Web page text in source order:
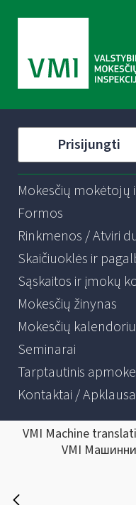
Prisijungti
Mokesčių mokėtojų
Formos
Rinkmenos / Atviri
Skaičiuoklės ir
Sąskaitos ir įmokų
Mokesčių žinynas
Mokesčių
Seminarai
Tarptautinis
Kontaktai / Apklausa
VMI Machine
VMI